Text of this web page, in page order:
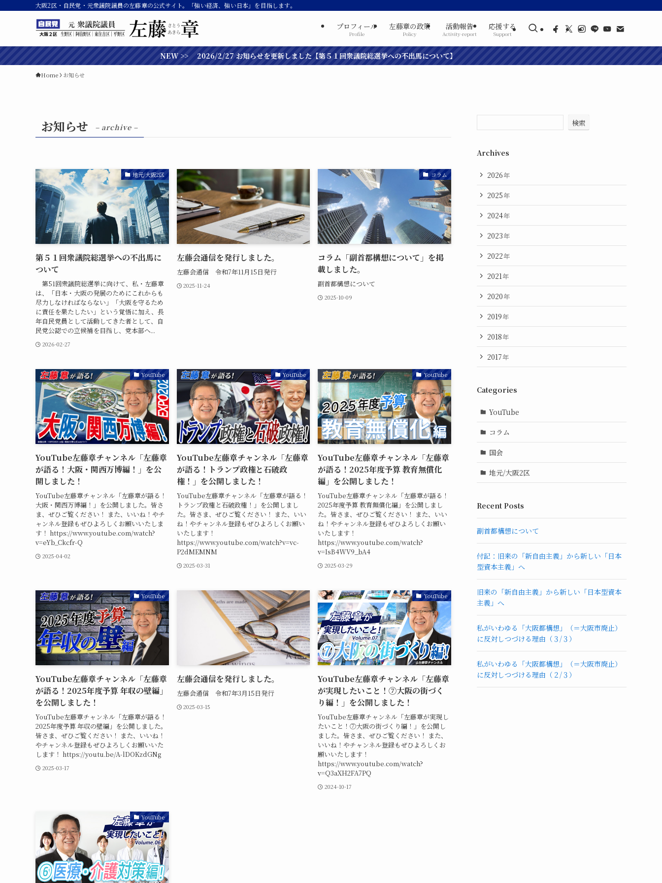
大阪2区・自民党・元衆議院議員の左藤章の公式サイト。「強い経済、強い日本」を目指します。
プロフィール
Profile
左藤章の政策
Policy
活動報告
Activity-report
応援する
Support
NEW >> 2026/2/27 お知らせを更新しました【第５１回衆議院総選挙への不出馬について】
Home お知らせ
お知らせ – archive –
地元/大阪2区
第５１回衆議院総選挙への不出馬に
ついて
第51回衆議院総選挙に向けて、私・左藤章
は、「日本・大阪の発展のためにこれからも
尽力しなければならない」「大阪を守るため
に責任を果たしたい」という覚悟に加え、長
年自民党員として活動してきた者として、自
民党公認での立候補を目指し、党本部へ...
2026-02-27
左藤会通信を発行しました。
左藤会通信 令和7年11月15日発行
2025-11-24
コラム
コラム「副首都構想について」を掲
載しました。
副首都構想について
2025-10-09
YouTube
YouTube左藤章チャンネル「左藤章
が語る！大阪・関西万博編！」を公
開しました！
YouTube左藤章チャンネル「左藤章が語る！
大阪・関西万博編！」を公開しました。皆さ
ま、ぜひご覧ください！ また、いいね！やチ
ャンネル登録もぜひよろしくお願いいたしま
す！ https://www.youtube.com/watch?
v=eYb_Ckcfr-Q
2025-04-02
YouTube
YouTube左藤章チャンネル「左藤章
が語る！トランプ政権と石破政
権！」を公開しました！
YouTube左藤章チャンネル「左藤章が語る！
トランプ政権と石破政権！」を公開しまし
た。皆さま、ぜひご覧ください！ また、いい
ね！やチャンネル登録もぜひよろしくお願い
いたします！
https://www.youtube.com/watch?v=vc-
P2dMEMNM
2025-03-31
YouTube
YouTube左藤章チャンネル「左藤章
が語る！2025年度予算 教育無償化
編」を公開しました！
YouTube左藤章チャンネル「左藤章が語る！
2025年度予算 教育無償化編」を公開しまし
た。皆さま、ぜひご覧ください！ また、いい
ね！やチャンネル登録もぜひよろしくお願い
いたします！
https://www.youtube.com/watch?
v=IsB4WV9_bA4
2025-03-29
YouTube
YouTube左藤章チャンネル「左藤章
が語る！2025年度予算 年収の壁編」
を公開しました！
YouTube左藤章チャンネル「左藤章が語る！
2025年度予算 年収の壁編」を公開しました。
皆さま、ぜひご覧ください！ また、いいね！
やチャンネル登録もぜひよろしくお願いいた
します！ https://youtu.be/A-lDOKzdGNg
2025-03-17
左藤会通信を発行しました。
左藤会通信 令和7年3月15日発行
2025-03-15
YouTube
YouTube左藤章チャンネル「左藤章
が実現したいこと！⑦大阪の街づく
り編！」を公開しました！
YouTube左藤章チャンネル「左藤章が実現し
たいこと！⑦大阪の街づくり編！」を公開し
ました。皆さま、ぜひご覧ください！ また、
いいね！やチャンネル登録もぜひよろしくお
願いいたします！
https://www.youtube.com/watch?
v=Q3aXH2FA7PQ
2024-10-17
YouTube
検索
Archives
2026年
2025年
2024年
2023年
2022年
2021年
2020年
2019年
2018年
2017年
Categories
YouTube
コラム
国会
地元/大阪2区
Recent Posts
副首都構想について
付記：旧来の「新自由主義」から新しい「日本
型資本主義」へ
旧来の「新自由主義」から新しい「日本型資本
主義」へ
私がいわゆる「大阪都構想」（＝大阪市廃止）
に反対しつづける理由（３/３）
私がいわゆる「大阪都構想」（＝大阪市廃止）
に反対しつづける理由（２/３）